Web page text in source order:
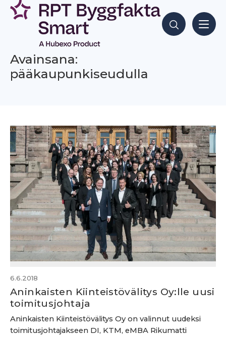
Siirry
sisältöön
Hae sisältöjä
Avainsana:
pääkaupunkiseudulla
6.6.2018
Aninkaisten Kiinteistövälitys Oy:lle uusi
toimitusjohtaja
Aninkaisten Kiinteistövälitys Oy on valinnut uudeksi
toimitusjohtajakseen DI, KTM, eMBA Rikumatti